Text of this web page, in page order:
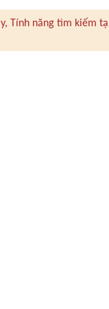
Tính năng tìm kiếm